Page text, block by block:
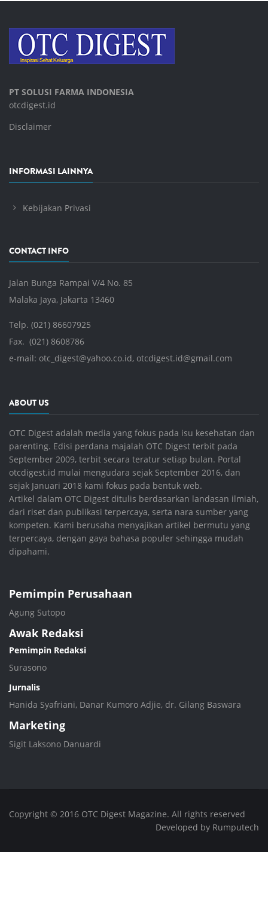
PT SOLUSI FARMA INDONESIA
otcdigest.id
Disclaimer
INFORMASI LAINNYA
Kebijakan Privasi
CONTACT INFO
Jalan Bunga Rampai V/4 No. 85
Malaka Jaya, Jakarta 13460
Telp. (021) 86607925
Fax. (021) 8608786
e-mail: otc_digest@yahoo.co.id, otcdigest.id@gmail.com
ABOUT US
OTC Digest adalah media yang fokus pada isu kesehatan dan
parenting. Edisi perdana majalah OTC Digest terbit pada
September 2009, terbit secara teratur setiap bulan. Portal
otcdigest.id mulai mengudara sejak September 2016, dan
sejak Januari 2018 kami fokus pada bentuk web.
Artikel dalam OTC Digest ditulis berdasarkan landasan ilmiah,
dari riset dan publikasi terpercaya, serta nara sumber yang
kompeten. Kami berusaha menyajikan artikel bermutu yang
terpercaya, dengan gaya bahasa populer sehingga mudah
dipahami.
Pemimpin Perusahaan
Agung Sutopo
Awak Redaksi
Pemimpin Redaksi
Surasono
Jurnalis
Hanida Syafriani, Danar Kumoro Adjie, dr. Gilang Baswara
Marketing
Sigit Laksono Danuardi
Copyright © 2016 OTC Digest Magazine. All rights reserved
Developed by Rumputech